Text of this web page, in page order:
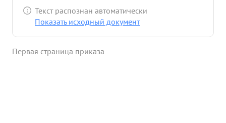
хорошие теоритические знания и обладая
отличными организаторскими способностями
руководящего боевыми операциями полка. За
Текст распознан автоматически
Показать исходный документ
Первая страница приказа